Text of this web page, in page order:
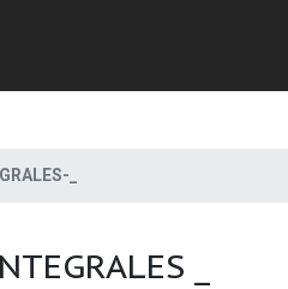
_
_